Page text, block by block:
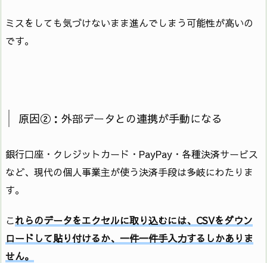
ミスをしても気づけないまま進んでしまう可能性が高いの
です。
原因②：外部データとの連携が手動になる
銀行口座・クレジットカード・PayPay・各種決済サービス
など、現代の個人事業主が使う決済手段は多岐にわたりま
す。
これらのデータをエクセルに取り込むには、CSVをダウン
ロードして貼り付けるか、一件一件手入力するしかありま
せん。